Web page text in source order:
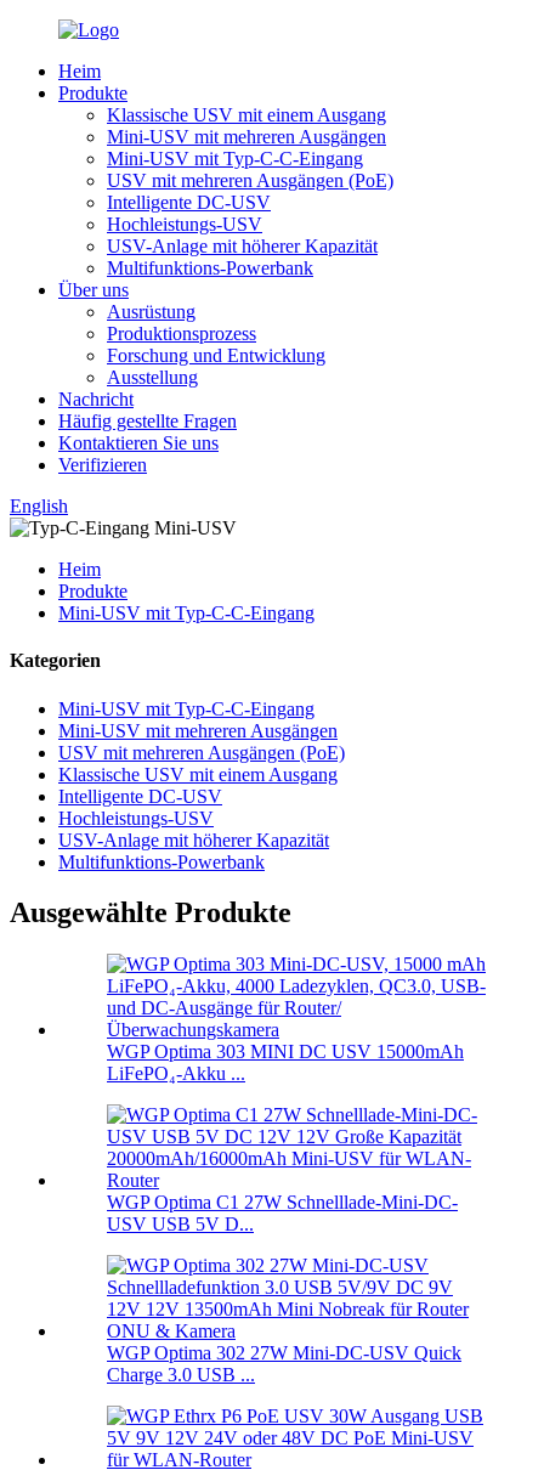
Heim
Produkte
Klassische USV mit einem Ausgang
Mini-USV mit mehreren Ausgängen
Mini-USV mit Typ-C-C-Eingang
USV mit mehreren Ausgängen (PoE)
Intelligente DC-USV
Hochleistungs-USV
USV-Anlage mit höherer Kapazität
Multifunktions-Powerbank
Über uns
Ausrüstung
Produktionsprozess
Forschung und Entwicklung
Ausstellung
Nachricht
Häufig gestellte Fragen
Kontaktieren Sie uns
Verifizieren
English
Heim
Produkte
Mini-USV mit Typ-C-C-Eingang
Kategorien
Mini-USV mit Typ-C-C-Eingang
Mini-USV mit mehreren Ausgängen
USV mit mehreren Ausgängen (PoE)
Klassische USV mit einem Ausgang
Intelligente DC-USV
Hochleistungs-USV
USV-Anlage mit höherer Kapazität
Multifunktions-Powerbank
Ausgewählte Produkte
WGP Optima 303 MINI DC USV 15000mAh
LiFePO₄-Akku ...
WGP Optima C1 27W Schnelllade-Mini-DC-
USV USB 5V D...
WGP Optima 302 27W Mini-DC-USV Quick
Charge 3.0 USB ...